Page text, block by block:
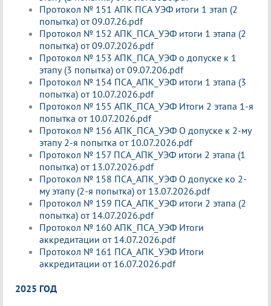
Протокол № 151 АПК ПСА УЭФ итоги 1 этап (2
попытка) от 09.07.26.pdf
Протокол № 152 АПК_ПСА_УЭФ итоги 1 этапа (2
попытка) от 09.07.2026.pdf
Протокол № 153 АПК_ПСА_УЭФ о допуске к 1
этапу (3 попытка) от 09.07.206.pdf
Протокол № 154 ПСА_АПК_УЭФ итоги 1 этапа (3
попытка) от 10.07.2026.pdf
Протокол № 155 АПК_ПСА_УЭФ Итоги 2 этапа 1-я
попытка от 10.07.2026.pdf
Протокол № 156 АПК_ПСА_УЭФ О допуске к 2-му
этапу 2-я попытка от 10.07.2026.pdf
Протокол № 157 ПСА_АПК_УЭФ итоги 2 этапа (1
попытка) от 13.07.2026.pdf
Протокол № 158 ПСА_АПК_УЭФ О допуске ко 2-
му этапу (2-я попытка) от 13.07.2026.pdf
Протокол № 159 ПСА_АПК_УЭФ итоги 2 этапа (2
попытка) от 14.07.2026.pdf
Протокол № 160 АПК_ПСА_УЭФ Итоги
аккредитации от 14.07.2026.pdf
Протокол № 161 ПСА_АПК_УЭФ Итоги
аккредитации от 16.07.2026.pdf
2025 ГОД